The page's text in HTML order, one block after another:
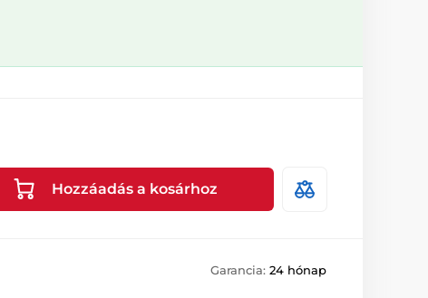
Hozzáadás a kosárhoz
Garancia: 24 hónap